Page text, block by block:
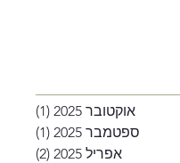
אוקטובר 2025 (1)
ספטמבר 2025
(1)
אפריל 2025
(2)